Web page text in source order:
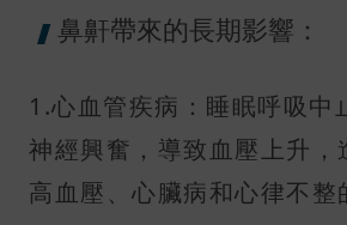
鼻鼾帶來的長期影響：
1.心血管疾病：睡眠呼吸中
神經興奮，導致血壓上升，
高血壓、心臟病和心律不整